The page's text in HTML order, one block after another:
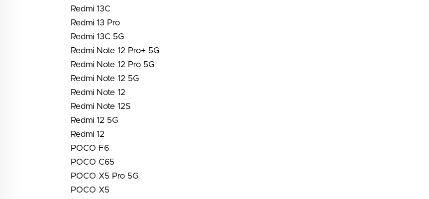
Redmi 13C
Redmi 13 Pro
Redmi 13C 5G
Redmi Note 12 Pro+ 5G
Redmi Note 12 Pro 5G
Redmi Note 12 5G
Redmi Note 12
Redmi Note 12S
Redmi 12 5G
Redmi 12
POCO F6
POCO C65
POCO X5 Pro 5G
POCO X5